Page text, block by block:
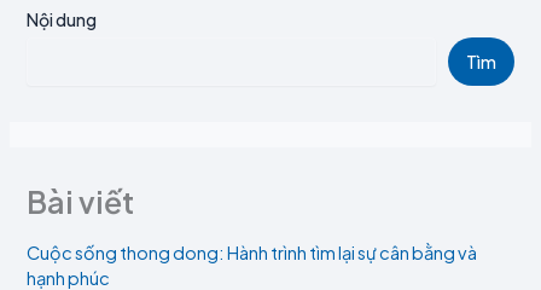
Nội dung
Tìm
Bài viết
Cuộc sống thong dong: Hành trình tìm lại sự cân bằng và
hạnh phúc